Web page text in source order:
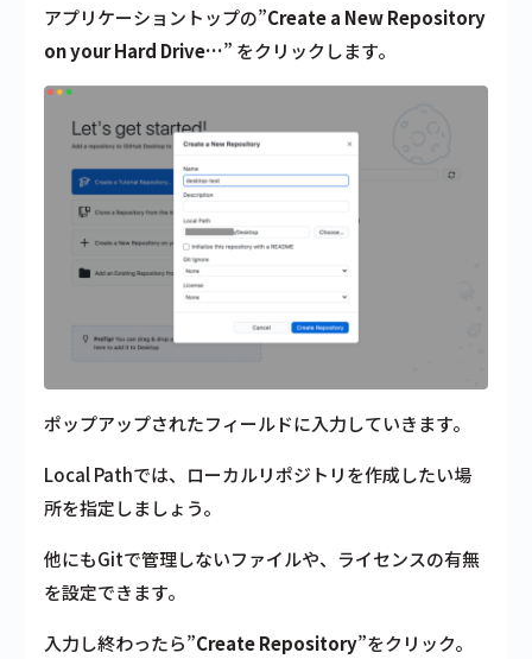
アプリケーショントップの”Create a New Repository
on your Hard Drive…” をクリックします。
ポップアップされたフィールドに入力していきます。
Local Pathでは、ローカルリポジトリを作成したい場
所を指定しましょう。
他にもGitで管理しないファイルや、ライセンスの有無
を設定できます。
入力し終わったら”Create Repository”をクリック。